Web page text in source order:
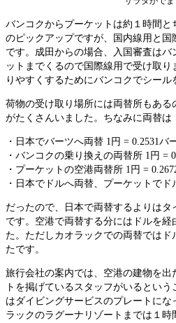
バンコクからプーケットは約１時間と
のピックアップですが、国内線用と
です。成田からの場合、入国審査は
ットまでくるので国際線用で受け取
りやすくするためにバンコクでシール
荷物の受け取り場所には両替所もある
がたくさんいました。ちなみに両替は
・日本でバーツへ両替 1円 = 0.2531バ
・バンコクの乗り換えの両替所 1円 =
・プーケットの空港両替所 1円 =
・日本でドルへ両替、プーケットで
だったので、日本で両替するよりは
です。空港で両替する分にはドルを経
た。ただしカオラックでの両替ではド
たです。
旅行会社の案内では、空港の建物を出
トを掲げているスタッフがいるとい
はダイビングサービスのプレートに
ラックのラグーナリゾートまでは１時